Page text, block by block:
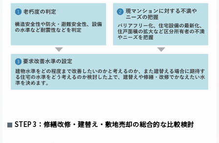
STEP 3：修繕改修・建替え・敷地売却の総合的な比較検討